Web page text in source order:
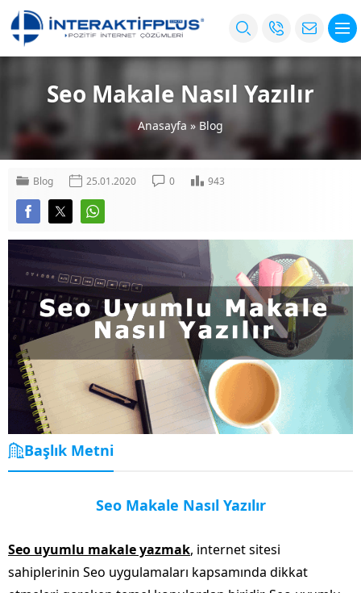
Seo Makale Nasıl Yazılır
Anasayfa »Blog
Blog 25.01.2020 0 943
Başlık Metni
Seo Makale Nasıl Yazılır
Seo uyumlu makale yazmak, internet sitesi
sahiplerinin Seo uygulamaları kapsamında dikkat